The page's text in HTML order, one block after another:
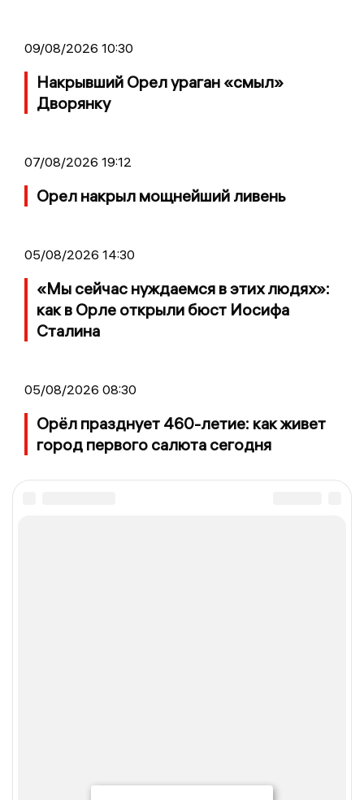
09/08/2026 10:30
Накрывший Орел ураган «смыл»
Дворянку
07/08/2026 19:12
Орел накрыл мощнейший ливень
05/08/2026 14:30
«Мы сейчас нуждаемся в этих людях»:
как в Орле открыли бюст Иосифа
Сталина
05/08/2026 08:30
Орёл празднует 460-летие: как живет
город первого салюта сегодня